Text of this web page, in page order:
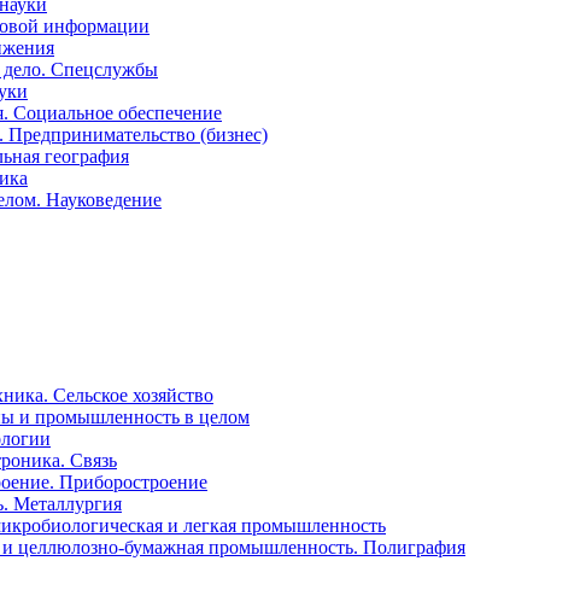
информации
дело. Спецслужбы
Социальное обеспечение
(бизнес)
география
Науковедение
Сельское хозяйство
и промышленность в целом
Связь
Приборостроение
Металлургия
и легкая промышленность
целлюлозно-бумажная промышленность. Полиграфия